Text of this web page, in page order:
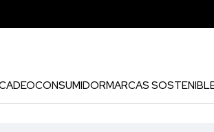
CONSUMIDORMARCAS